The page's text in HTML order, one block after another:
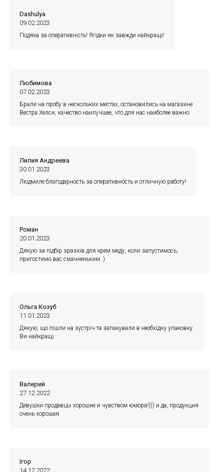
Dashulya
09.02.2023
Подяка за оперативність! Ягідки як завжди найкращі!
Любимова
07.02.2023
Брали на пробу в нескольких местах, остановились на магазине
Вестра Хелси, качество наилучшее, что для нас наиболее важно
Лилия Андреева
30.01.2023
Людмиле благодарность за оперативность и отличную работу!
Роман
20.01.2023
Дякую за підбір зразків для крем меду, коли запустимось,
пригостимо вас смачненьким :)
Ольга Козуб
11.01.2023
Дякую, що пішли на зустріч та запакували в необхідну упаковку.
Ви найкращі
Валерий
27.12.2022
Девушки продавцы хорошие и чувством юмора!))) и да, продукция
очень хорошая
Ігор
14.12.2022